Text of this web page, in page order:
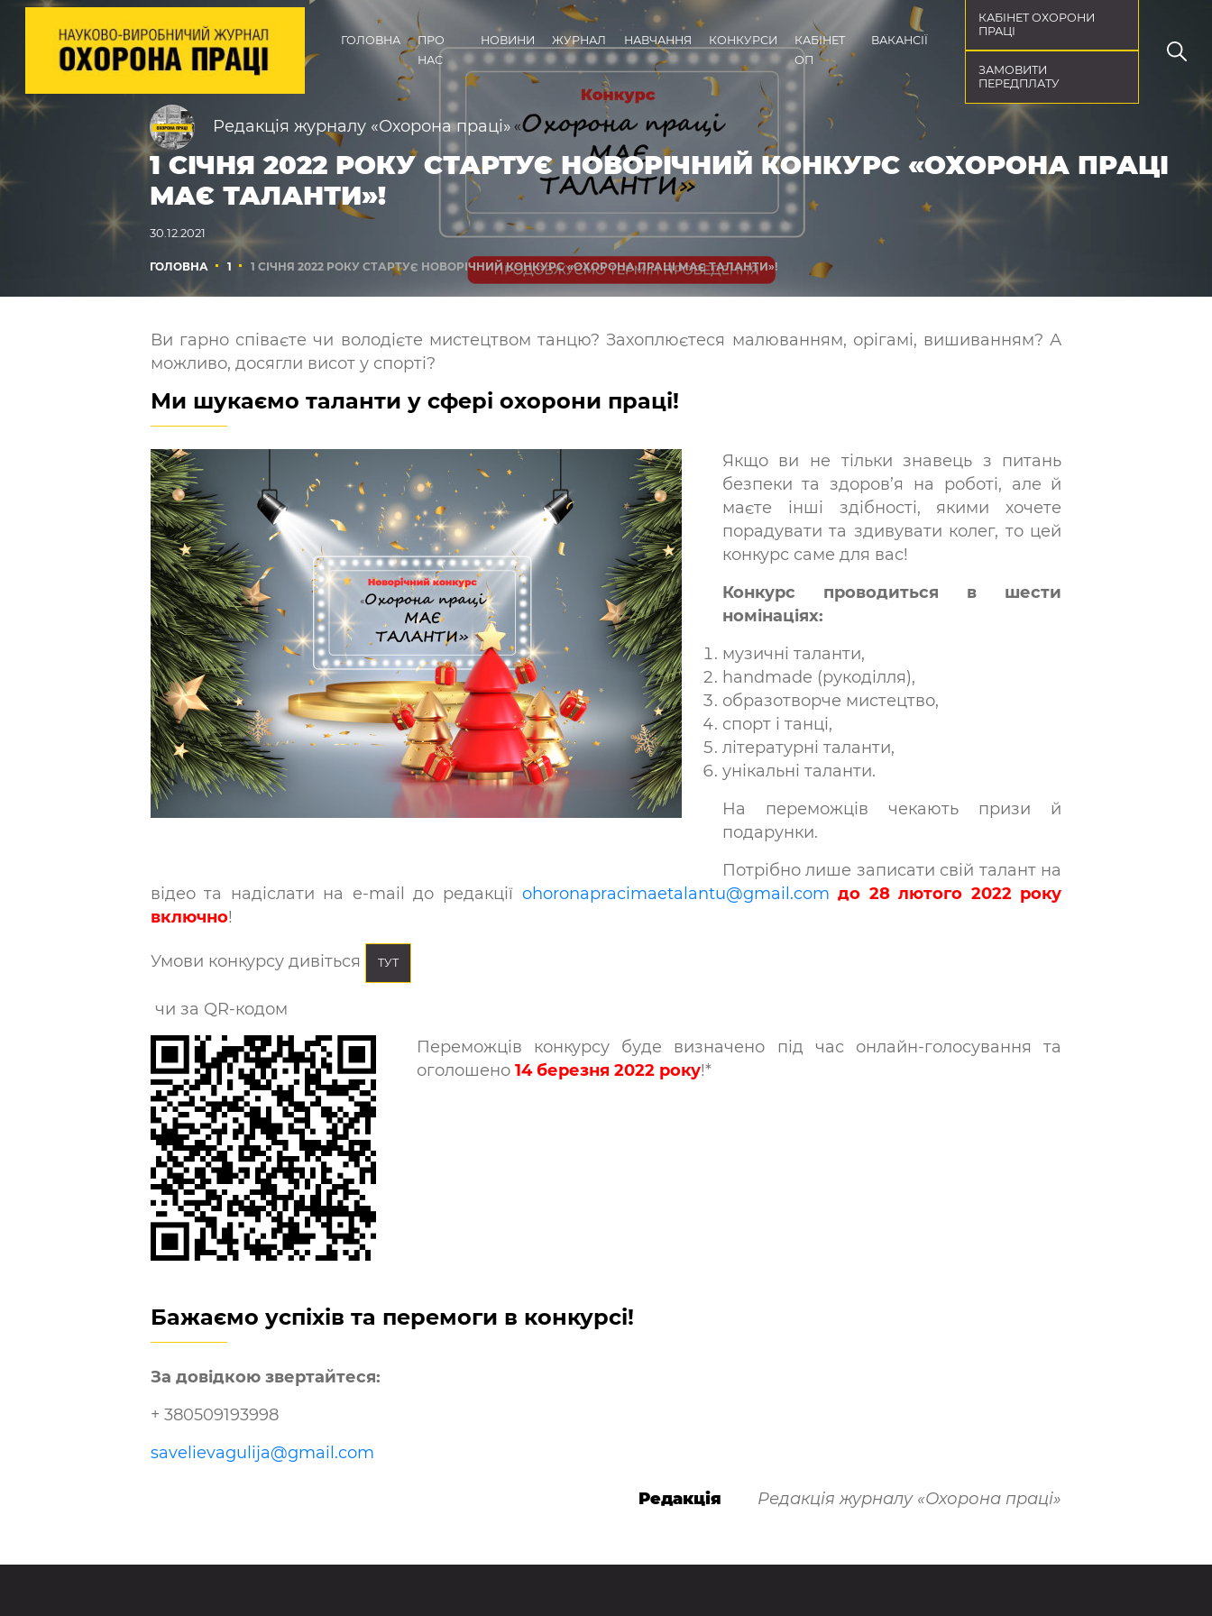
ГОЛОВНА
ПРО
НАС
НОВИНИ ЖУРНАЛ НАВЧАННЯ КОНКУРСИ
КАБІНЕТ
ОП
ВАКАНСІЇ
КАБІНЕТ ОХОРОНИ
ПРАЦІ
ЗАМОВИТИ
ПЕРЕДПЛАТУ
Редакція журналу «Охорона праці»
1 СІЧНЯ 2022 РОКУ СТАРТУЄ НОВОРІЧНИЙ КОНКУРС «ОХОРОНА ПРАЦІ
МАЄ ТАЛАНТИ»!
30.12.2021
ГОЛОВНА 1 1 СІЧНЯ 2022 РОКУ СТАРТУЄ НОВОРІЧНИЙ КОНКУРС «ОХОРОНА ПРАЦІ МАЄ ТАЛАНТИ»!
Ви гарно співаєте чи володієте мистецтвом танцю? Захоплюєтеся малюванням, орігамі, вишиванням? А
можливо, досягли висот у спорті?
Ми шукаємо таланти у сфері охорони праці!
Якщо ви не тільки знавець з питань
безпеки та здоров’я на роботі, але й
маєте інші здібності, якими хочете
порадувати та здивувати колег, то цей
конкурс саме для вас!
Конкурс проводиться в шести
номінаціях:
музичні таланти,
handmade (рукоділля),
образотворче мистецтво,
спорт і танці,
літературні таланти,
унікальні таланти.
На переможців чекають призи й
подарунки.
Потрібно лише записати свій талант на
відео та надіслати на e-mail до редакції ohoronapracimaetalantu@gmail .com до 28 лютого 2022 року
включно!
Умови конкурсу дивіться ТУТ
чи за QR-кодом
Переможців конкурсу буде визначено під час онлайн-голосування та
оголошено 14 березня 2022 року!*
Бажаємо успіхів та перемоги в конкурсі!
За довідкою звертайтеся:
+ 380509193998
savelievagulija@gmail.com
Редакція Редакція журналу «Охорона праці»